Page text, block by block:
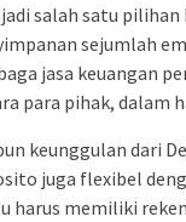
salah satu
sejumlah
jasa keuangan
para pihak, dalam
keunggulan dari
juga flexibel
harus memiliki